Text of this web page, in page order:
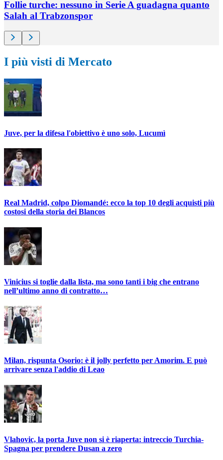
Follie turche: nessuno in Serie A guadagna quanto
Salah al Trabzonspor
I più visti di Mercato
Juve, per la difesa l'obiettivo è uno solo, Lucumì
Real Madrid, colpo Diomandé: ecco la top 10 degli acquisti più
costosi della storia dei Blancos
Vinicius si toglie dalla lista, ma sono tanti i big che entrano
nell’ultimo anno di contratto…
Milan, rispunta Osorio: è il jolly perfetto per Amorim. E può
arrivare senza l'addio di Leao
Vlahovic, la porta Juve non si è riaperta: intreccio Turchia-
Spagna per prendere Dusan a zero